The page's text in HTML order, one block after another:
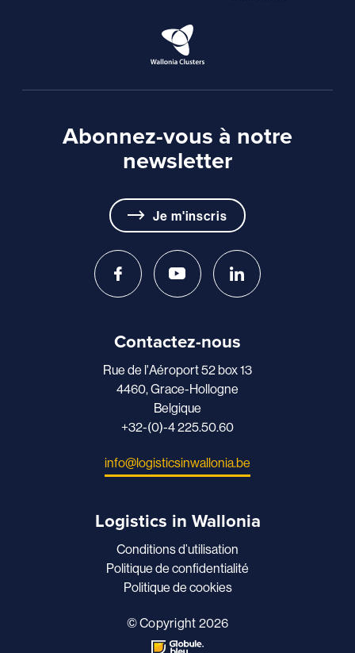
Abonnez-vous à notre
newsletter
Je m'inscris
Contactez-nous
Rue de l'Aéroport 52 box 13
4460, Grace-Hollogne
Belgique
+32-(0)-4 225.50.60
info@logisticsinwallonia.be
Logistics in Wallonia
Conditions d’utilisation
Politique de confidentialité
Politique de cookies
© Copyright 2026